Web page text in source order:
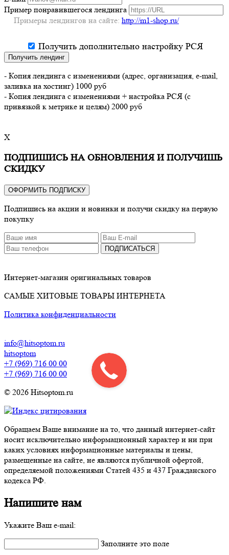
Пример понравившегося лендинга
Примеры лендингов на сайте: http://m1-shop.ru/
Получить дополнительно настройку РСЯ
Получить лендинг
- Копия лендинга с изменениями (адрес, организация, e-mail,
заливка на хостинг) 1000 руб
- Копия лендинга с изменениями + настройка РСЯ (с
привязкой к метрике и целям) 2000 руб
X
ПОДПИШИСЬ НА ОБНОВЛЕНИЯ И ПОЛУЧИШЬ
СКИДКУ
ОФОРМИТЬ ПОДПИСКУ
Подпишись на акции и новинки и получи скидку на первую
покупку
ПОДПИСАТЬСЯ
Интернет-магазин оригинальных товаров
САМЫЕ ХИТОВЫЕ ТОВАРЫ ИНТЕРНЕТА
Политика конфиденциальности
info@hitsoptom.ru
hitsoptom
+7 (969) 716 00 00
+7 (969) 716 00 00
© 2026 Hitsoptom.ru
Обращаем Ваше внимание на то, что данный интернет-сайт
носит исключительно информационный характер и ни при
каких условиях информационные материалы и цены,
размещенные на сайте, не являются публичной офертой,
определяемой положениями Статей 435 и 437 Гражданского
кодекса РФ.
Напишите нам
Укажите Ваш e-mail:
Заполните это поле